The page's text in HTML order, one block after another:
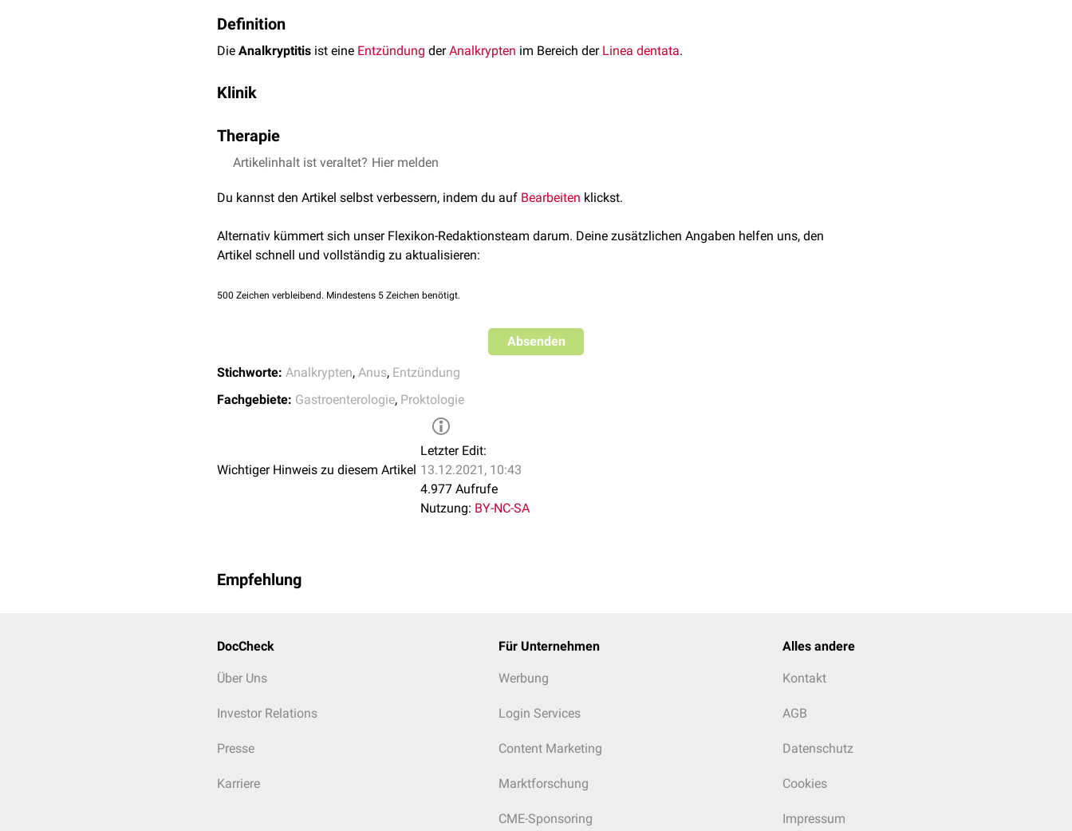
Definition
Die Analkryptitis ist eine Entzündung derAnalkrypten im Bereich der Linea dentata.
Klinik
nach derDefäkation
Therapie
Therapeutisch ist entweder ein Versuch mit entzündungs- und schmerzhemmenden
(Kryptektomie)indiziert.
Artikelinhalt ist veraltet? Hier melden
Du kannst den Artikel selbst verbessern, indem du auf Bearbeiten klickst.
Alternativ kümmert sich unser Flexikon-Redaktionsteam darum. Deine zusätzlichen Angaben helfen uns, den
Artikel schnell und vollständig zu aktualisieren:
500 Zeichen verbleibend. Mindestens 5 Zeichen benötigt.
Absenden
Stichworte: Analkrypten, Anus, Entzündung
Fachgebiete: Gastroenterologie, Proktologie
Wichtiger Hinweis zu diesem Artikel
Letzter Edit:
13.12.2021, 10:43
4.977 Aufrufe
Nutzung: BY-NC-SA
Empfehlung
DocCheck
Über Uns
Investor Relations
Presse
Karriere
Für Unternehmen
Werbung
Login Services
Content Marketing
Marktforschung
CME-Sponsoring
Alles andere
Kontakt
AGB
Datenschutz
Cookies
Impressum